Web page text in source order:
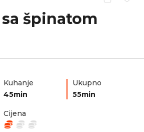
špinatom
Kuhanje
45min
Ukupno
55min
Cijena